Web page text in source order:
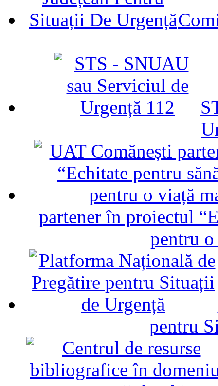
partener în proiectul
pentru
pentru